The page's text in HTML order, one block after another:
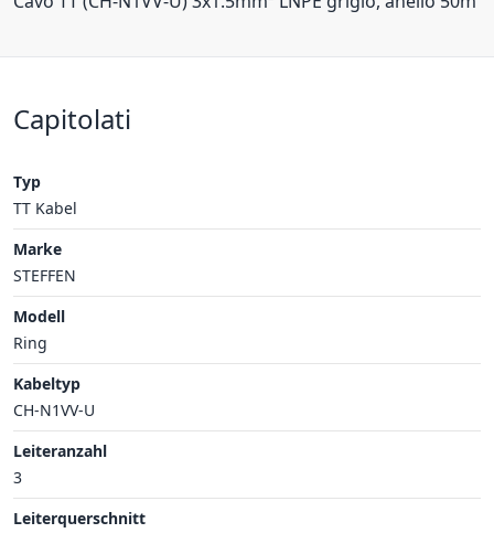
Capitolati
Typ
TT Kabel
Marke
STEFFEN
Modell
Ring
Kabeltyp
CH-N1VV-U
Leiteranzahl
3
Leiterquerschnitt